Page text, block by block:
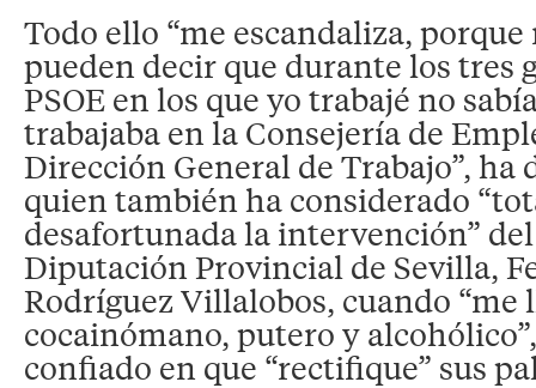
Todo ello “me escandaliza,
pueden decir que durante los tres
PSOE en los que yo trabajé no
trabajaba en la Consejería de
Dirección General de Trabajo”,
quien también ha considerado
desafortunada la intervención”
Diputación Provincial de Sevilla,
Rodríguez Villalobos, cuando “me
cocainómano, putero y
confiado en que “rectifique” sus